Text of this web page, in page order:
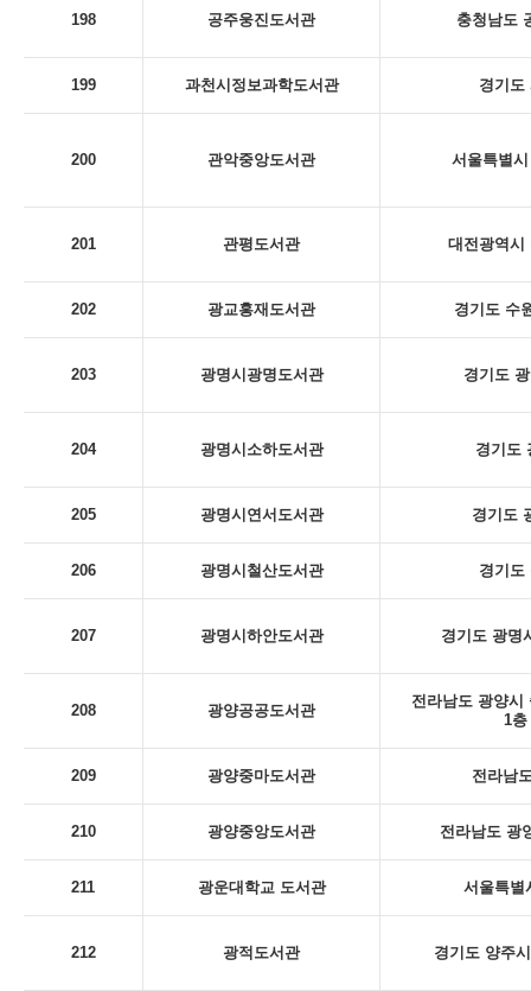
198 공주웅진도서관 충청남도
199 과천시정보과학도서관 경기도
200 관악중앙도서관 서울특별
201 관평도서관 대전광역시
202 광교홍재도서관 경기도 수
203 광명시광명도서관 경기도
204 광명시소하도서관 경기도
205 광명시연서도서관 경기도
206 광명시철산도서관 경기도
207 광명시하안도서관 경기도 광명
208 광양공공도서관
전라남도 광양시
1층
209 광양중마도서관 전라남
210 광양중앙도서관 전라남도 광
211 광운대학교 도서관 서울특별
212 광적도서관 경기도 양주